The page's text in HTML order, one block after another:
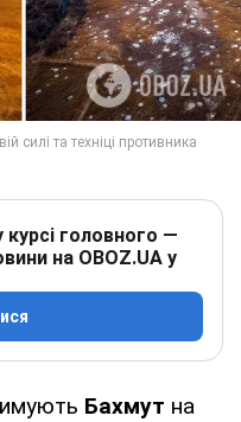
головного —
на OBOZ.UA у
Бахмут на